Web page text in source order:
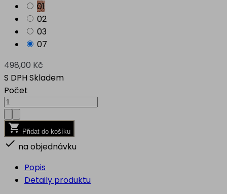
01
02
03
07
498,00 Kč
S DPHSkladem
Počet
 Přidat do košíku
 na objednávku
Popis
Detaily produktu